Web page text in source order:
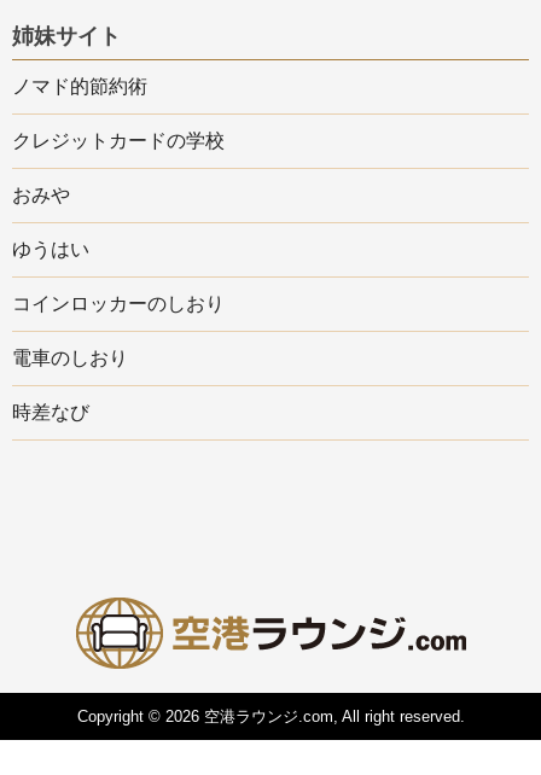
姉妹サイト
ノマド的節約術
クレジットカードの学校
おみや
ゆうはい
コインロッカーのしおり
電車のしおり
時差なび
Copyright © 2026 空港ラウンジ.com, All right reserved.